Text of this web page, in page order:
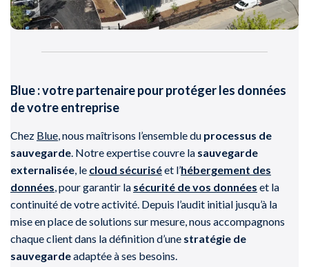
Blue : votre partenaire pour protéger les données
de votre entreprise
Chez Blue, nous maîtrisons l’ensemble du processus de
sauvegarde. Notre expertise couvre la sauvegarde
externalisée, le cloud sécuriséet l’hébergement des
données, pour garantir la sécurité de vos données et la
continuité de votre activité. Depuis l’audit initial jusqu’à la
mise en place de solutions sur mesure, nous accompagnons
chaque client dans la définition d’une stratégie de
sauvegardeadaptée à ses besoins.